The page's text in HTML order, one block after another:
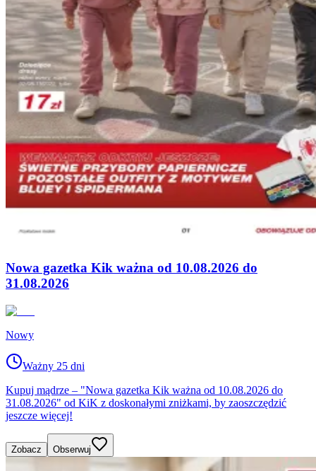
Nowa gazetka Kik ważna od 10.08.2026 do
31.08.2026
Nowy
Ważny 25 dni
Kupuj mądrze – "Nowa gazetka Kik ważna od 10.08.2026 do
31.08.2026" od KiK z doskonałymi zniżkami, by zaoszczędzić
jeszcze więcej!
Zobacz Obserwuj